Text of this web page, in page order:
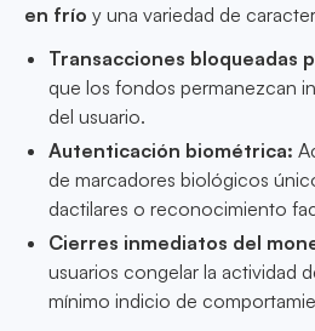
en frío y una variedad de
Transacciones bloqueadas
que los fondos permanezcan
del usuario.
Autenticación biométrica:
de marcadores biológicos
dactilares o reconocimiento
Cierres inmediatos del
usuarios congelar la actividad
mínimo indicio de